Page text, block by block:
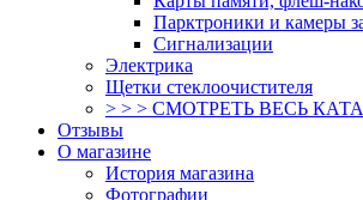
Парктроники и камеры
Сигнализации
Электрика
Щетки стеклоочистителя
> > > СМОТРЕТЬ ВЕСЬ
Отзывы
О магазине
История магазина
Фотографии